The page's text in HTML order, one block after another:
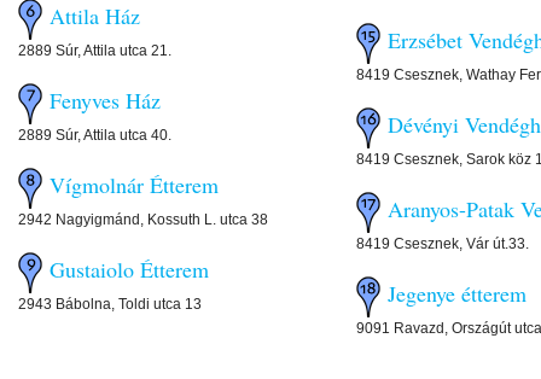
Attila Ház
2889 Súr, Attila utca 21.
Fenyves Ház
2889 Súr, Attila utca 40.
Vígmolnár Étterem
2942 Nagyigmánd, Kossuth L. utca 38
Gustaiolo Étterem
2943 Bábolna, Toldi utca 13
Erzsébet
8419 Csesznek, Wathay
Dévényi
8419 Csesznek, Sarok köz
Aranyos-Patak
8419 Csesznek, Vár út.33.
Jegenye étterem
9091 Ravazd, Országút